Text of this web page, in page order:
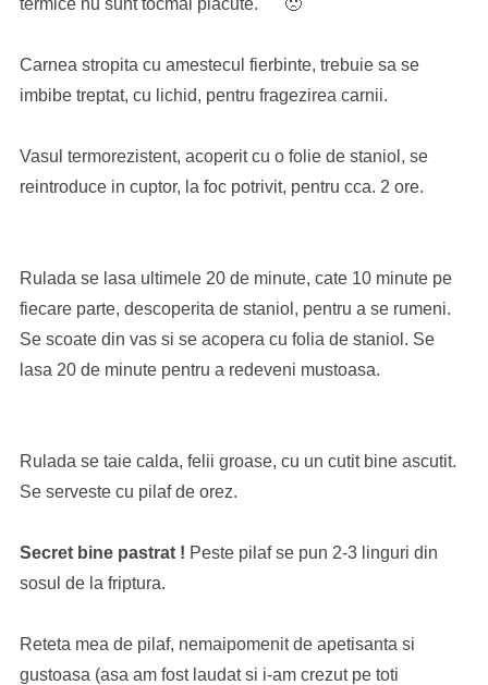
termice nu sunt tocmai placute. 🙁
Carnea stropita cu amestecul fierbinte, trebuie sa se
imbibe treptat, cu lichid, pentru fragezirea carnii.
Vasul termorezistent, acoperit cu o folie de staniol, se
reintroduce in cuptor, la foc potrivit, pentru cca. 2 ore.
Rulada se lasa ultimele 20 de minute, cate 10 minute pe
fiecare parte, descoperita de staniol, pentru a se rumeni.
Se scoate din vas si se acopera cu folia de staniol. Se
lasa 20 de minute pentru a redeveni mustoasa.
Rulada se taie calda, felii groase, cu un cutit bine ascutit.
Se serveste cu pilaf de orez.
Secret bine pastrat ! Peste pilaf se pun 2-3 linguri din
sosul de la friptura.
Reteta mea de pilaf, nemaipomenit de apetisanta si
gustoasa (asa am fost laudat si i-am crezut pe toti